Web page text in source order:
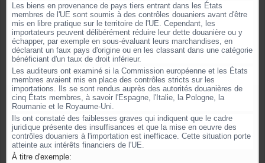
Les biens en provenance de pays tiers entrant dans les États
membres de l'UE sont soumis à des contrôles douaniers avant d'être
mis en libre pratique sur le territoire de l'UE. Cependant, les
importateurs peuvent délibérément réduire leur dette douanière ou y
échapper, par exemple en sous-évaluant leurs marchandises, en
déclarant un faux pays d'origine ou en les classant dans une catégorie
bénéficiant d'un taux de droit inférieur.
Les auditeurs ont examiné si la Commission européenne et les États
membres avaient mis en place des contrôles stricts sur les
importations. Ils se sont rendus auprès des autorités douanières de
cinq États membres, à savoir l'Espagne, l'Italie, la Pologne, la
Roumanie et le Royaume-Uni.
Ils ont constaté des faiblesses graves qui indiquent que le cadre
juridique présente des insuffisances et que la mise en oeuvre des
contrôles douaniers à l'importation est inefficace. Cette situation porte
atteinte aux intérêts financiers de l'UE.
À titre d'exemple: